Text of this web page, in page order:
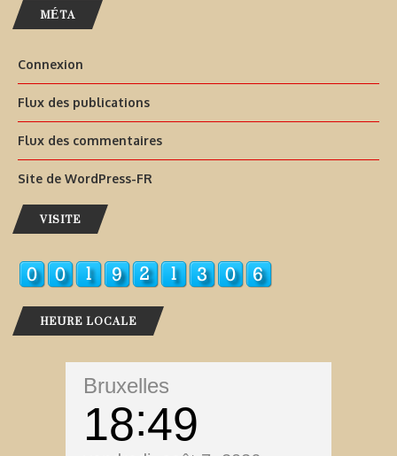
MÉTA
Connexion
Flux des publications
Flux des commentaires
Site de WordPress-FR
VISITE
HEURE LOCALE
Bruxelles
18 49